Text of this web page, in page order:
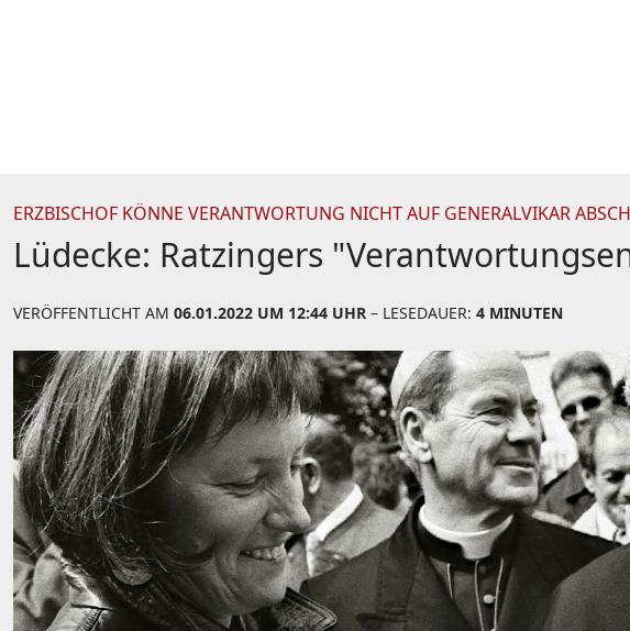
ERZBISCHOF KÖNNE VERANTWORTUNG NICHT AUF GENERALVIKAR
Lüdecke: Ratzingers
VERÖFFENTLICHT AM 06.01.2022 UM 12:44 UHR – LESEDAUER: 4 MINUTEN